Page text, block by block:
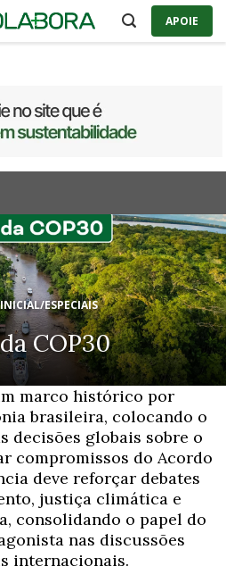
APOIE
/ESPECIAIS
COP30
marco histórico por
brasileira, colocando o
decisões globais sobre o
compromissos do Acordo
deve reforçar debates
justiça climática e
consolidando o papel do
nas discussões
internacionais.